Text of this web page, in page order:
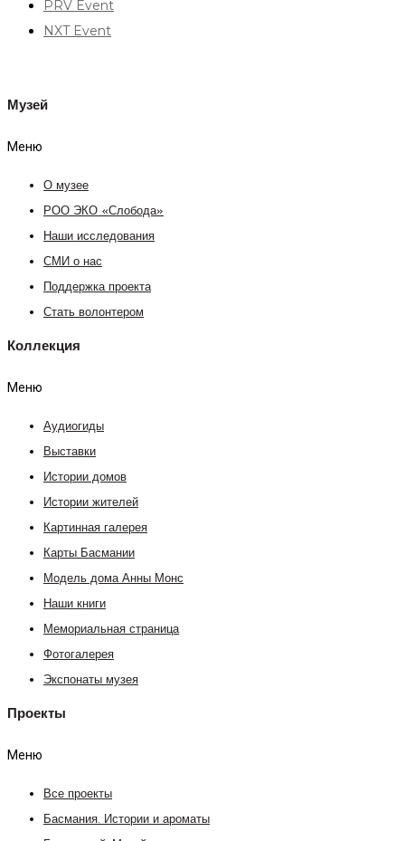
PRV Event
NXT Event
Музей
Меню
О музее
РОО ЭКО «Слобода»
Наши исследования
СМИ о нас
Поддержка проекта
Стать волонтером
Коллекция
Меню
Аудиогиды
Выставки
Истории домов
Истории жителей
Картинная галерея
Карты Басмании
Модель дома Анны Монс
Наши книги
Мемориальная страница
Фотогалерея
Экспонаты музея
Проекты
Меню
Все проекты
Басмания. Истории и ароматы